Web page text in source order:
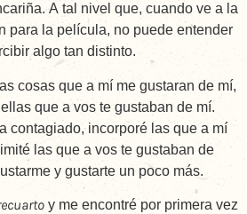
A tal nivel que, cuando ve a la
para la película, no puede entender
algo tan distinto.
cosas que a mí me gustaran de mí,
que a vos te gustaban de mí.
contagiado, incorporé las que a mí
las que a vos te gustaban de
y gustarte un poco más.
y me encontré por primera vez